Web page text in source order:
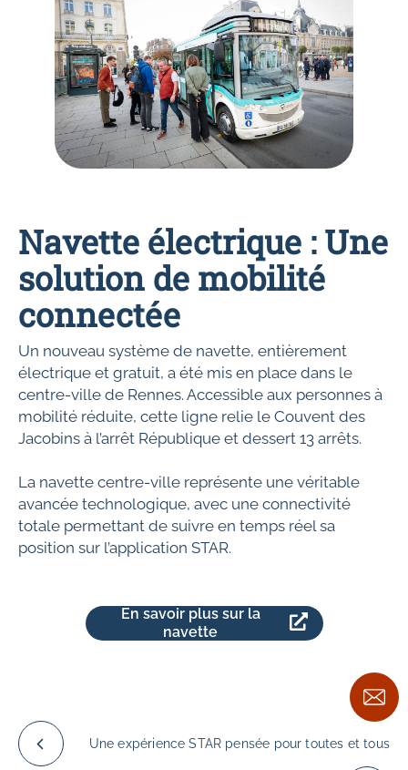
Navette électrique : Une
solution de mobilité
connectée
Un nouveau système de navette, entièrement
électrique et gratuit, a été mis en place dans le
centre-ville de Rennes. Accessible aux personnes à
mobilité réduite, cette ligne relie le Couvent des
Jacobins à l’arrêt République et dessert 13 arrêts.
La navette centre-ville représente une véritable
avancée technologique, avec une connectivité
totale permettant de suivre en temps réel sa
position sur l’application STAR.
En savoir plus sur la
navette
Une expérience STAR pensée pour toutes et tous